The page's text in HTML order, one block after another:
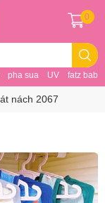
pha sua UV fatz baby
0
nách 2067